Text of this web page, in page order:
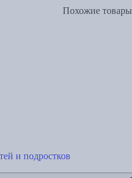
Похожие товары
и подростков